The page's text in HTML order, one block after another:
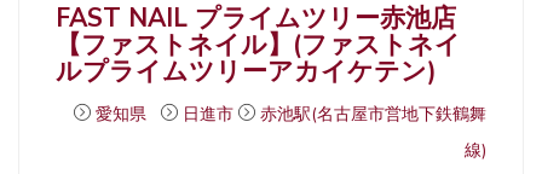
FAST NAIL プライムツリー赤池店
【ファストネイル】(ファストネイ
ルプライムツリーアカイケテン)
愛知県 日進市
赤池駅(名古屋市営地下鉄鶴舞
線)